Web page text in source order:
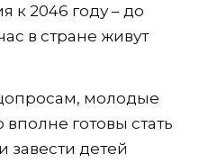
к 2046 году – до
в стране живут
молодые
готовы стать
завести детей